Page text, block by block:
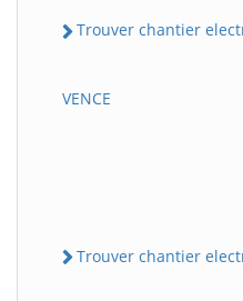
Trouver chantier
VENCE
Trouver chantier